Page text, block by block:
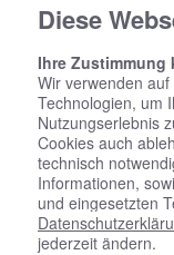
Startseite »Bad»
Komfort-
Diese
Ihre Zustimmung
Wir verwenden
Technologien, um
Nutzungserlebnis
Cookies auch
technisch
Informationen,
und eingesetzten
jederzeit ändern.